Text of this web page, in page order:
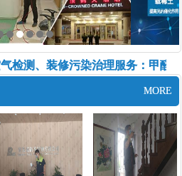
测、装修污染治理服务：甲醛、
MORE